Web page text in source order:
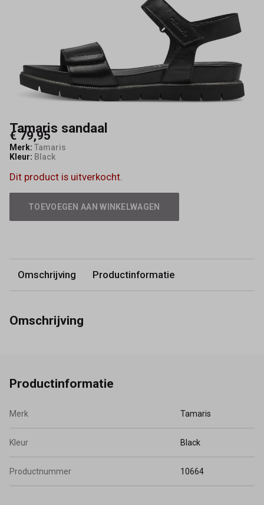
Tamaris sandaal
€ 79,95
Merk: Tamaris
Kleur: Black
Dit product is uitverkocht.
TOEVOEGEN AAN WINKELWAGEN
Omschrijving Productinformatie
Omschrijving
Productinformatie
Merk Tamaris
Kleur Black
Productnummer 10664